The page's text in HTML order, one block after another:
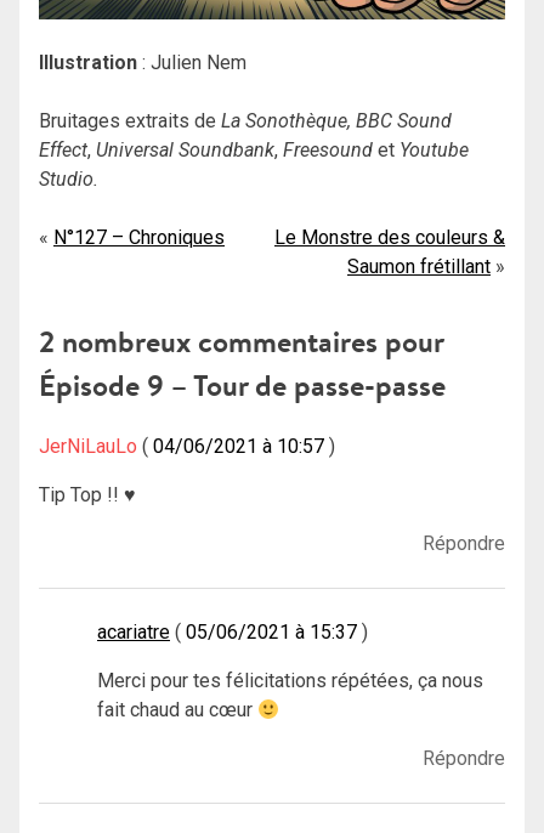
Illustration : Julien Nem
Bruitages extraits de La Sonothèque, BBC Sound
Effect, Universal Soundbank, Freesound et Youtube
Studio.
Navigation
l’article
N°127 – Chroniques
Le Monstre des couleurs &
Saumon frétillant
2 nombreux commentaires pour
Épisode 9 – Tour de passe-passe
JerNiLauLo 04/06/2021 à 10:57
Tip Top !! ♥
Répondre
acariatre 05/06/2021 à 15:37
Merci pour tes félicitations répétées, ça nous
fait chaud au cœur
Répondre